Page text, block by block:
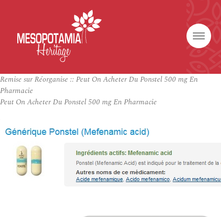
Remise sur Réorganise :: Peut On Acheter Du Ponstel 500 mg En
Pharmacie
Peut On Acheter Du Ponstel 500 mg En Pharmacie